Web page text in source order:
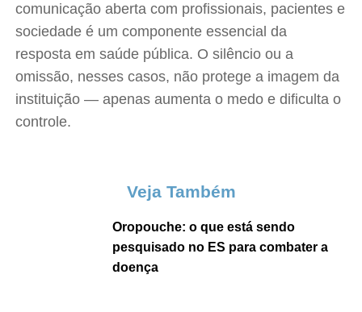
comunicação aberta com profissionais, pacientes e
sociedade é um componente essencial da
resposta em saúde pública. O silêncio ou a
omissão, nesses casos, não protege a imagem da
instituição — apenas aumenta o medo e dificulta o
controle.
Veja Também
Oropouche: o que está sendo
pesquisado no ES para combater a
doença